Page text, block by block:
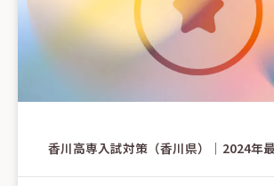
香川高専入試対策（香川県）｜2024年